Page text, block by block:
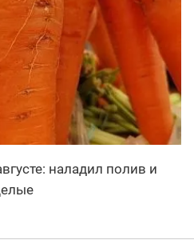
наладил полив и